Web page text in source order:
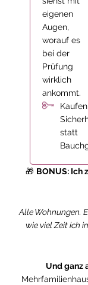
eigenen
Augen,
worauf es
bei der
Prüfung
wirklich
ankommt.
statt
🎁 BONUS: Ich
Alle Wohnungen.
wie viel Zeit ich
Und ganz